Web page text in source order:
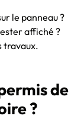
le panneau ?
affiché ?
travaux.
de
?